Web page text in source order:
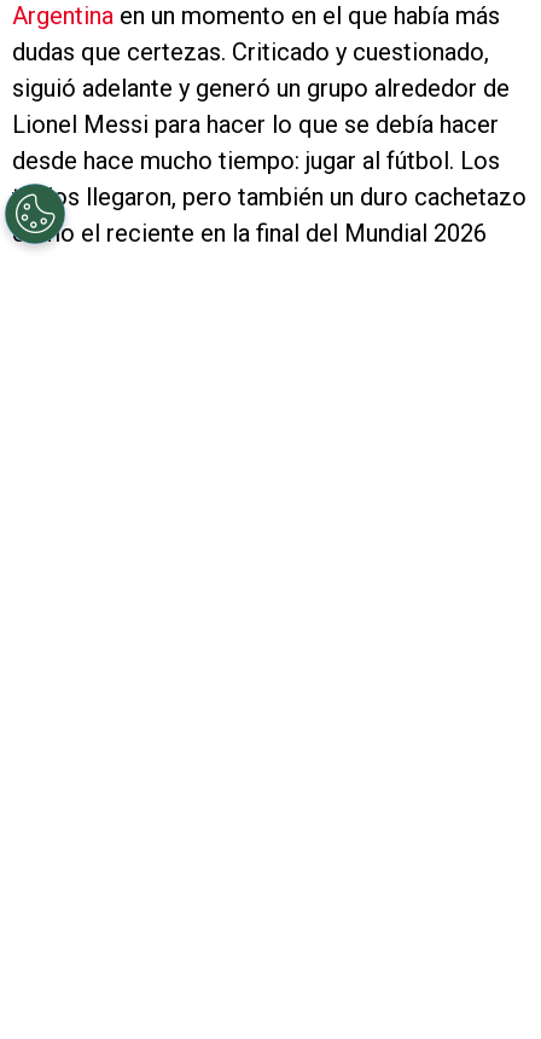
Argentina en un momento en el que había más
dudas que certezas. Criticado y cuestionado,
siguió adelante y generó un grupo alrededor de
Lionel Messi para hacer lo que se debía hacer
desde hace mucho tiempo: jugar al fútbol. Los
títulos llegaron, pero también un duro cachetazo
como el reciente en la final del Mundial 2026